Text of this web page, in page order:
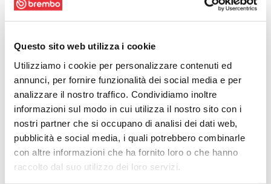
Questo sito web utilizza i cookie
Utilizziamo i cookie per personalizzare contenuti ed
annunci, per fornire funzionalità dei social media e per
analizzare il nostro traffico. Condividiamo inoltre
informazioni sul modo in cui utilizza il nostro sito con i
nostri partner che si occupano di analisi dei dati web,
pubblicità e social media, i quali potrebbero combinarle
con altre informazioni che ha fornito loro o che hanno
raccolto dal suo utilizzo dei loro servizi.